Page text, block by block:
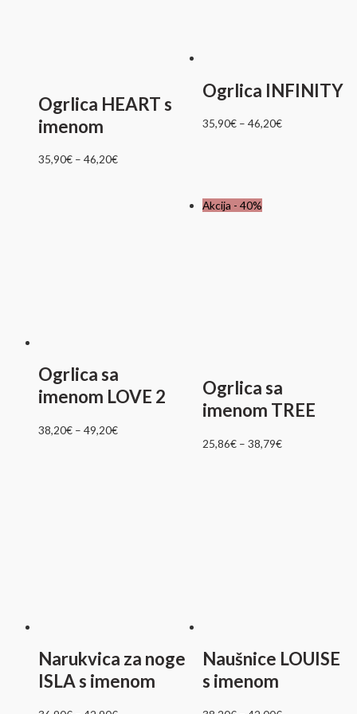
Ogrlica HEART s
imenom
35,90€ – 46,20€
Ogrlica INFINITY
35,90€ – 46,20€
Ogrlica sa
imenom LOVE 2
38,20€ – 49,20€
Akcija - 40%
Ogrlica sa
imenom TREE
25,86€ – 38,79€
Narukvica za noge
ISLA s imenom
Naušnice LOUISE
s imenom